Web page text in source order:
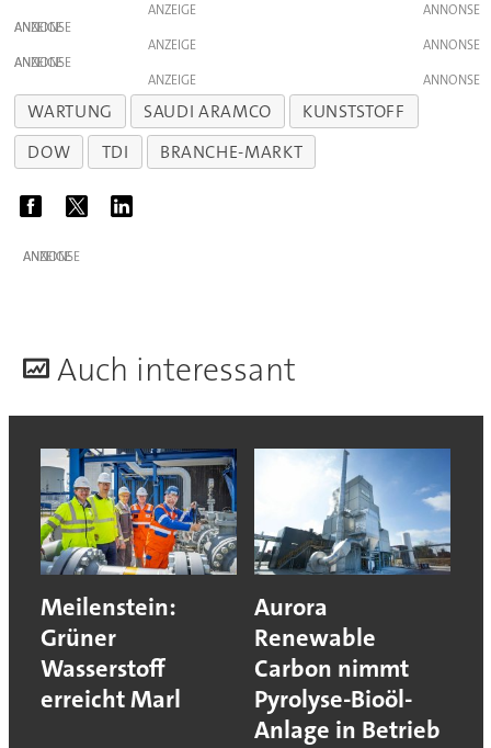
ANZEIGE
ANZEIGE
ANZEIGE
ANZEIGE
ANZEIGE
WARTUNG SAUDI ARAMCO
KUNSTSTOFF
DOW
TDI BRANCHE-MARKT
ANZEIGE
Auch interessant
Meilenstein:
Grüner
Wasserstoff
erreicht Marl
Aurora
Renewable
Carbon nimmt
Pyrolyse-Bioöl-
Anlage in Betrieb